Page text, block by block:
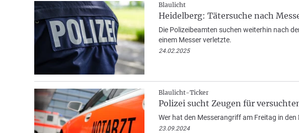
Blaulicht
Heidelberg: Tätersuche nach
Die Polizeibeamten suchen weiterhin nach
einem Messer verletzte.
24.02.2025
Blaulicht-Ticker
Polizei sucht Zeugen für
Wer hat den Messerangriff am Freitag in
23.09.2024